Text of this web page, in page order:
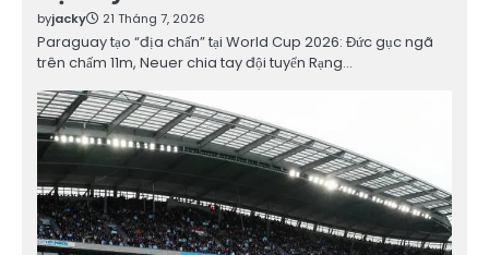
byjacky 21 Tháng 7, 2026
Paraguay tạo “địa chấn” tại World Cup 2026: Đức gục ngã
trên chấm 11m, Neuer chia tay đội tuyển Rạng…